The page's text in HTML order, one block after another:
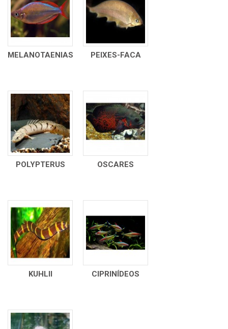
MELANOTAENIAS PEIXES-FACA
POLYPTERUS OSCARES
KUHLII CIPRINÍDEOS